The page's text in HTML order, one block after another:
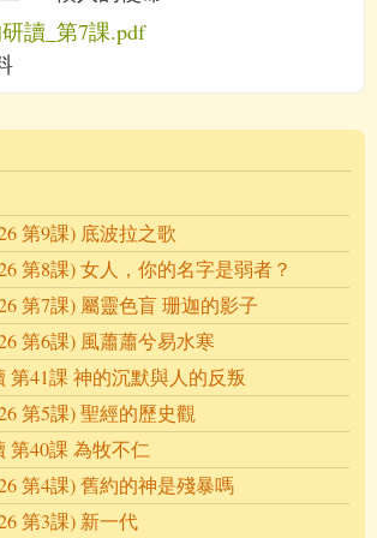
讀_第7課.pdf
第9課) 底波拉之歌
第8課) 女人，你的名字是弱者？
第7課) 屬靈色盲 珊迦的影子
第6課) 風蕭蕭兮易水寒
第41課 神的沉默與人的反叛
第5課) 聖經的歷史觀
第40課 為牧不仁
第4課) 舊約的神是殘暴嗎
第3課) 新一代